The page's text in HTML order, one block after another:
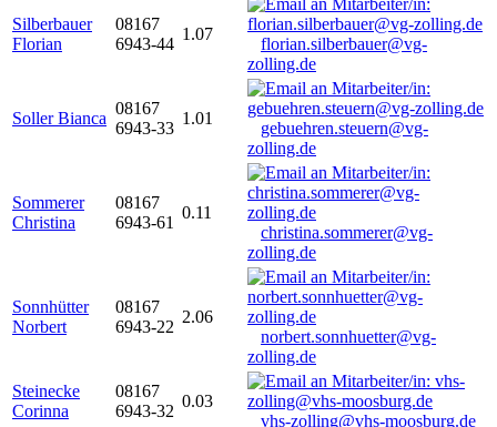
Silberbauer
Florian
08167
6943-44
1.07
florian.silberbauer@vg-
zolling.de
Soller Bianca
08167
6943-33
1.01
gebuehren.steuern@vg-
zolling.de
Sommerer
Christina
08167
6943-61
0.11
christina.sommerer@vg-
zolling.de
Sonnhütter
Norbert
08167
6943-22
2.06
norbert.sonnhuetter@vg-
zolling.de
Steinecke
Corinna
08167
6943-32
0.03
vhs-zolling@vhs-moosburg.de